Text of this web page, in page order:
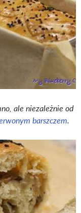
ale niezależnie od
barszczem.